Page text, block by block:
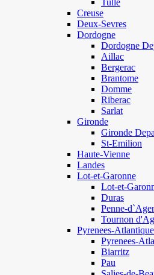
Tulle
Creuse
Deux-Sevres
Dordogne
Dordogne
Aillac
Bergerac
Brantome
Domme
Riberac
Sarlat
Gironde
Gironde
St-Emilion
Haute-Vienne
Landes
Lot-et-Garonne
Lot-et-
Duras
Penne-
Tournon
Pyrenees-
Pyrenees-
Biarritz
Pau